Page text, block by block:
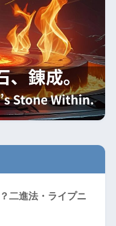
二進法・ライプニ